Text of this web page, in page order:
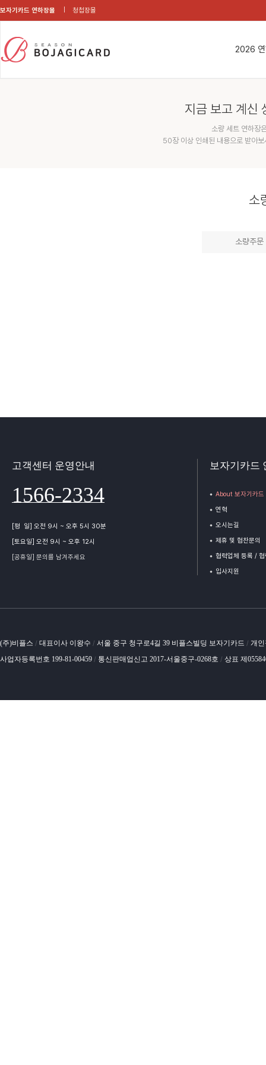
보자기카드 연하장몰 청첩장몰
2026
지금 보고 계신
소량 세트 연하장
50장 이상 인쇄된 내용으로 받아
소
소량주문
고객센터 운영안내
1566-2334
[평 일] 오전 9시 ~ 오후 5시 30분
[토요일] 오전 9시 ~ 오후 12시
[공휴일] 문의를 남겨주세요
보자기카드
About 보자기카드
연혁
오시는길
제휴 및 협찬문의
협력업체 등록 /
입사지원
(주)비플스 / 대표이사 이왕수 / 서울 중구 청구로4길 39 비플스빌딩 보자기카드 / 개
사업자등록번호 199-81-00459 / 통신판매업신고 2017-서울중구-0268호 / 상표 제